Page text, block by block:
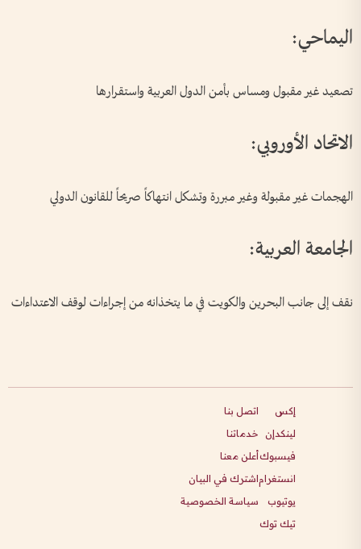
اليماحي:
تصعيد غير مقبول ومساس بأمن الدول العربية واستقرارها
الاتحاد الأوروبي:
الهجمات غير مقبولة وغير مبررة وتشكل انتهاكاً صريحاً للقانون الدولي
الجامعة العربية:
نقف إلى جانب البحرين والكويت في ما يتخذانه من إجراءات لوقف الاعتداءات
إكس
لينكدإن
فيسبوك
انستغرام
يوتيوب
تيك توك
اتصل بنا
خدماتنا
أعلن معنا
اشترك في البيان
سياسة الخصوصية